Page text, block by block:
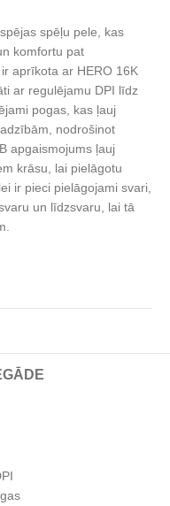
spēļu pele, kas
komfortu pat
aprīkota ar HERO 16K
ar regulējamu DPI līdz
pogas, kas ļauj
nodrošinot
apgaismojums ļauj
krāsu, lai pielāgotu
ir pieci pielāgojami svari,
un līdzsvaru, lai tā